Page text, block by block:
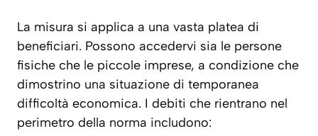
La misura si applica a una vasta platea di
beneficiari. Possono accedervi sia le persone
fisiche che le piccole imprese, a condizione che
dimostrino una situazione di temporanea
difficoltà economica. I debiti che rientrano nel
perimetro della norma includono: